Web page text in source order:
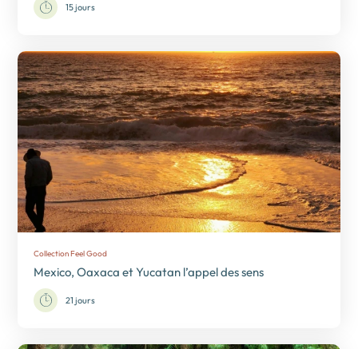
15 jours
Collection Feel Good
Mexico, Oaxaca et Yucatan l’appel des sens
21 jours